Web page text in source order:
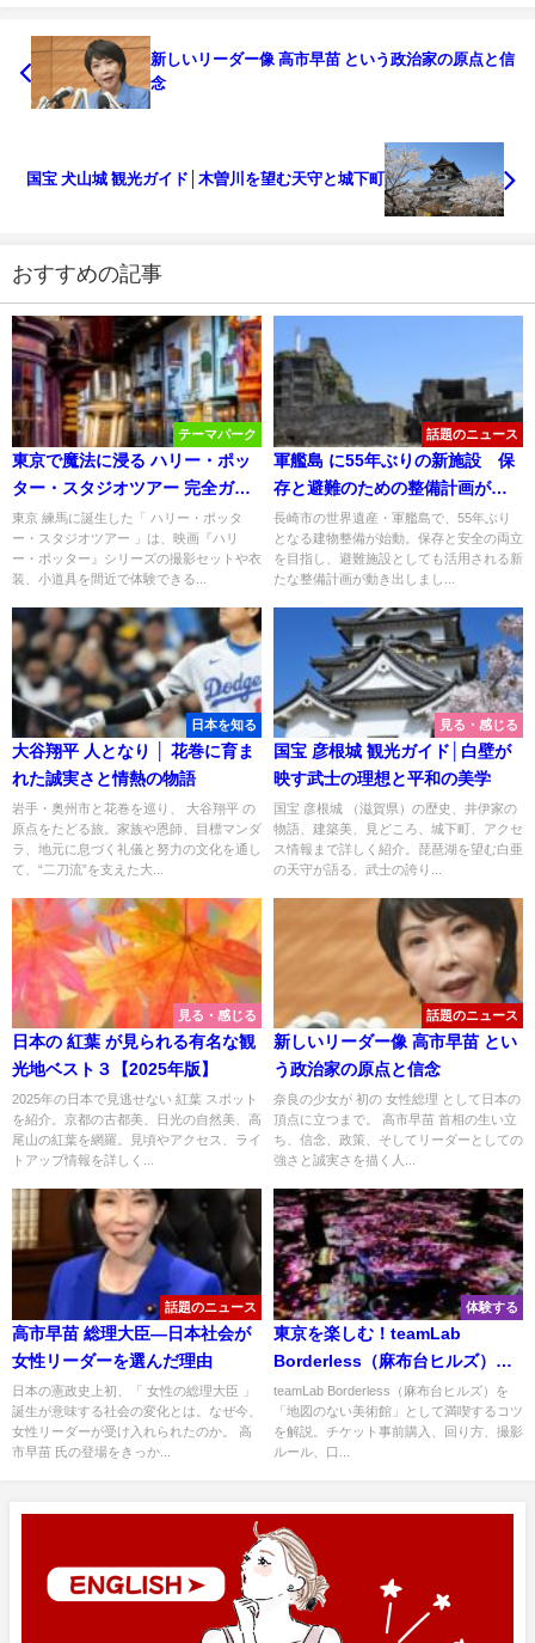
新しいリーダー像 高市早苗 という政治家の原点と信
念
国宝 犬山城 観光ガイド│木曽川を望む天守と城下町
おすすめの記事
テーマパーク
東京で魔法に浸る ハリー・ポッ
ター・スタジオツアー 完全ガイ
ド
東京 練馬に誕生した「 ハリー・ポッタ
ー・スタジオツアー 」は、映画『ハリ
ー・ポッター』シリーズの撮影セットや衣
装、小道具を間近で体験できる...
話題のニュース
軍艦島 に55年ぶりの新施設 保
存と避難のための整備計画が始
動
長崎市の世界遺産・軍艦島で、55年ぶり
となる建物整備が始動。保存と安全の両立
を目指し、避難施設としても活用される新
たな整備計画が動き出しまし...
日本を知る
大谷翔平 人となり │ 花巻に育ま
れた誠実さと情熱の物語
岩手・奥州市と花巻を巡り、 大谷翔平 の
原点をたどる旅。家族や恩師、目標マンダ
ラ、地元に息づく礼儀と努力の文化を通し
て、“二刀流”を支えた大...
見る・感じる
国宝 彦根城 観光ガイド│白壁が
映す武士の理想と平和の美学
国宝 彦根城 （滋賀県）の歴史、井伊家の
物語、建築美、見どころ、城下町、アクセ
ス情報まで詳しく紹介。琵琶湖を望む白亜
の天守が語る、武士の誇り...
見る・感じる
日本の 紅葉 が見られる有名な観
光地ベスト３【2025年版】
2025年の日本で見逃せない 紅葉 スポット
を紹介。京都の古都美、日光の自然美、高
尾山の紅葉を網羅。見頃やアクセス、ライ
トアップ情報を詳しく...
話題のニュース
新しいリーダー像 高市早苗 とい
う政治家の原点と信念
奈良の少女が 初の 女性総理 として日本の
頂点に立つまで。 高市早苗 首相の生い立
ち、信念、政策、そしてリーダーとしての
強さと誠実さを描く人...
話題のニュース
高市早苗 総理大臣―日本社会が
女性リーダーを選んだ理由
日本の憲政史上初、「 女性の総理大臣 」
誕生が意味する社会の変化とは。なぜ今、
女性リーダーが受け入れられたのか。 高
市早苗 氏の登場をきっか...
体験する
東京を楽しむ！teamLab
Borderless（麻布台ヒルズ）｜
地図のない美術館の回り方・準
備と見どころ
teamLab Borderless（麻布台ヒルズ）を
「地図のない美術館」として満喫するコツ
を解説。チケット事前購入、回り方、撮影
ルール、口...